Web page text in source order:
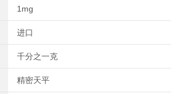
1mg
进口
千分之一克
精密天平